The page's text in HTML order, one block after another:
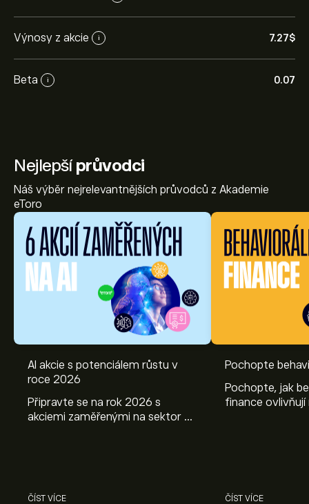
Výnosy z akcie i 7.27‎$‎
Beta i 0.07
Nejlepšíprůvodci
Náš výběr nejrelevantnějších průvodců z Akademie
eToro
AI akcie s potenciálem růstu v
roce 2026
Připravte se na rok 2026 s
akciemi zaměřenými na sektor AI.
ČÍST VÍCE
Pochopte
Pochopte, jak
finance
ČÍST VÍCE